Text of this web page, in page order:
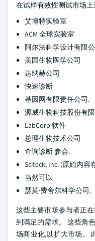
在试样有效性测试市场
艾博特实验室
ACM 全球实验室
阿尔法科学设计有限
美国生物医学公司
达纳赫公司
快速诊断
基因网有限责任公司.
源威生物科技股份有
LabCorp 软件
总理生物技术公司
查询诊断 参会.
Sciteck, Inc. (原始内容
当然可以
瑟莫·费舍尔科学公司.
这些主要市场参与者正
到满足的需求。 这些角
场商业化,以扩大市场。